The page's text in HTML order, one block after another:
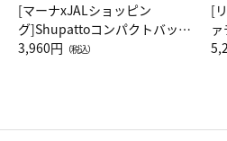
[マーナxJALショッピン
グ]Shupattoコンパクトバッグ
Drop JAL客室乗務員（LC）ス
3,960円 （税込）
[
ト